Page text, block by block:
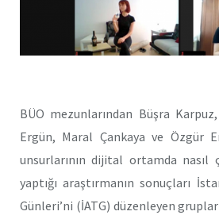
BÜO mezunlarından Büşra
Ergün, Maral Çankaya ve Özgür
unsurlarının dijital ortamda nasıl
yaptığı araştırmanın sonuçları
Günleri’ni (İATG) düzenleyen